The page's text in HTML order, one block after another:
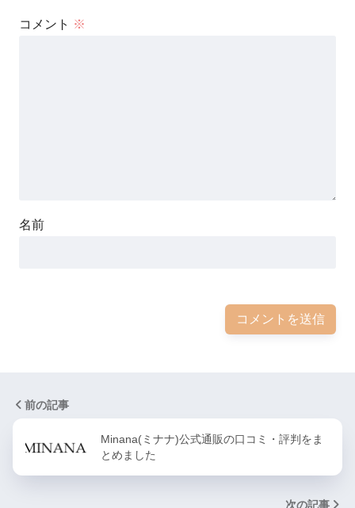
コメント ※
名前
前の記事
Minana(ミナナ)公式通販の口コミ・評判をま
とめました
次の記事